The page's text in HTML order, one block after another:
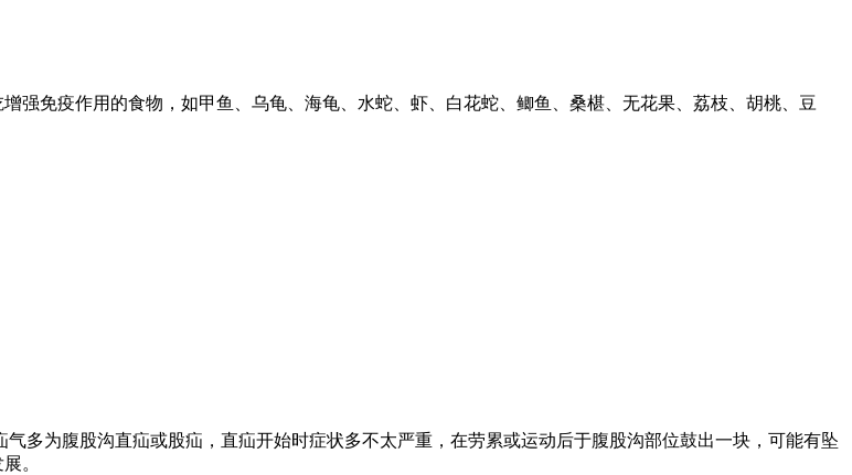
强免疫作用的食物，如甲鱼、乌龟、海龟、水蛇、虾、白花蛇、鲫鱼、桑椹、无花果、荔枝、胡桃、豆
多为腹股沟直疝或股疝，直疝开始时症状多不太严重，在劳累或运动后于腹股沟部位鼓出一块，可能有坠
。